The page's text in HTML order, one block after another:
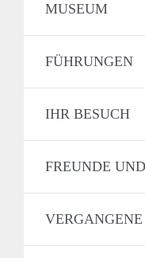
MUSEUM
FÜHRUNGEN
IHR BESUCH
FREUNDE